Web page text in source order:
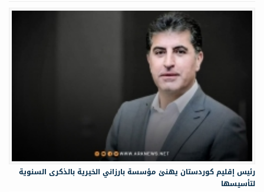
رئيس إقليم كوردستان يهنئ مؤسسة بارزاني الخيرية بالذكرى السنوية
لتأسيسها